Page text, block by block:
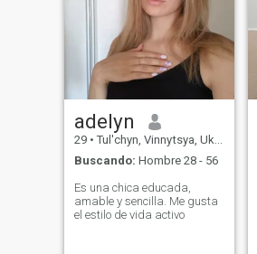
adelyn
29 • Tul'chyn, Vinnytsya, Ukrania
Buscando: Hombre 28 - 56
Es una chica educada,
amable y sencilla. Me gusta
el estilo de vida activo